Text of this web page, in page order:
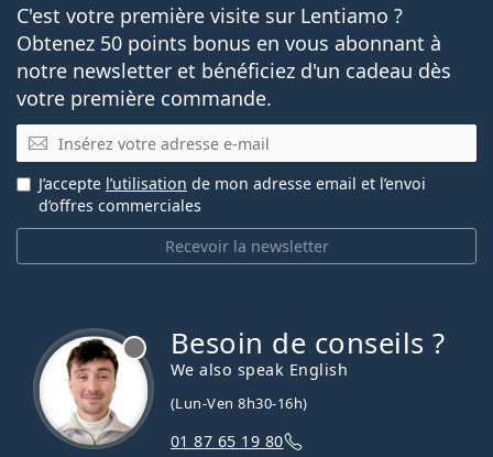
C'est votre première visite sur Lentiamo ?
Obtenez 50 points bonus en vous abonnant à
notre newsletter et bénéficiez d'un cadeau dès
votre première commande.
E-mail
Recevoir la newsletter
J’accepte l’utilisation de mon adresse email et l’envoi
d’offres commerciales
Besoin de conseils ?
We also speak English
(Lun-Ven 8h30-16h)
01 87 65 19 80